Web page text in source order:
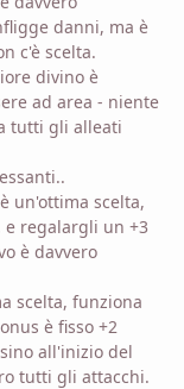
danni, ma è
c'è scelta.
divino è
ad area - niente
tutti gli alleati
un'ottima scelta,
e regalargli un +3
è davvero
scelta, funziona
è fisso +2
all'inizio del
tutti gli attacchi.